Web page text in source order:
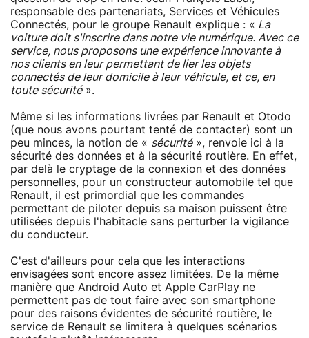
responsable des partenariats, Services et Véhicules
Connectés, pour le groupe Renault explique : « La
voiture doit s'inscrire dans notre vie numérique. Avec ce
service, nous proposons une expérience innovante à
nos clients en leur permettant de lier les objets
connectés de leur domicile à leur véhicule, et ce, en
toute sécurité».
Même si les informations livrées par Renault et Otodo
(que nous avons pourtant tenté de contacter) sont un
peu minces, la notion de « sécurité», renvoie ici à la
sécurité des données et à la sécurité routière. En effet,
par delà le cryptage de la connexion et des données
personnelles, pour un constructeur automobile tel que
Renault, il est primordial que les commandes
permettant de piloter depuis sa maison puissent être
utilisées depuis l'habitacle sans perturber la vigilance
du conducteur.
C'est d'ailleurs pour cela que les interactions
envisagées sont encore assez limitées. De la même
manière que Android Auto et Apple CarPlay ne
permettent pas de tout faire avec son smartphone
pour des raisons évidentes de sécurité routière, le
service de Renault se limitera à quelques scénarios